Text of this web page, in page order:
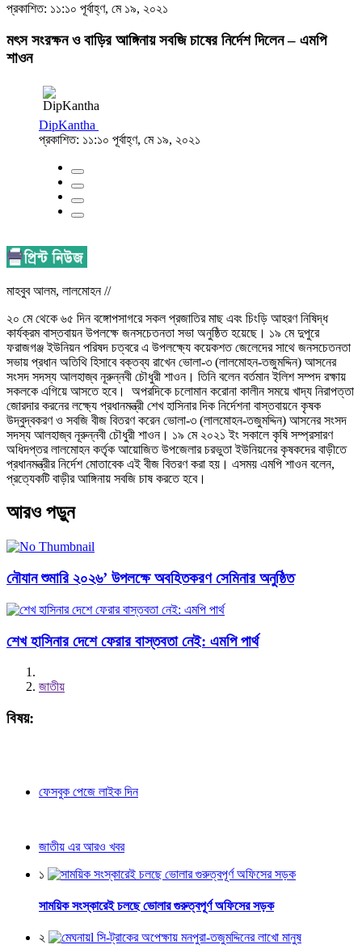
প্রকাশিত: ১১:১০ পূর্বাহ্ণ, মে ১৯, ২০২১
মৎস সংরক্ষন ও বাড়ির আঙ্গিনায় সবজি চাষের নির্দেশ দিলেন – এমপি
শাওন
DipKantha
প্রকাশিত: ১১:১০ পূর্বাহ্ণ, মে ১৯, ২০২১
মাহবুব আলম, লালমোহন //
২০ মে থেকে ৬৫ দিন বঙ্গোপসাগরে সকল প্রজাতির মাছ এবং চিংড়ি আহরণ নিষিদ্ধ
কার্যক্রম বাস্তবায়ন উপলক্ষে জনসচেতনতা সভা অনুষ্ঠিত হয়েছে। ১৯ মে দুপুরে
ফরাজগঞ্জ ইউনিয়ন পরিষদ চত্বরে এ উপলক্ষ্যে কয়েকশত জেলেদের সাথে জনসচেতনতা
সভায় প্রধান অতিথি হিসাবে বক্তব্য রাখেন ভোলা-৩ (লালমোহন-তজুমদ্দিন) আসনের
সংসদ সদস্য আলহাজ্ব নূরুন্নবী চৌধুরী শাওন। তিনি বলেন বর্তমান ইলিশ সম্পদ রক্ষায়
সকলকে এগিয়ে আসতে হবে। অপরদিকে চলোমান করোনা কালীন সময়ে খাদ্য নিরাপত্তা
জোরদার করনের লক্ষ্যে প্রধানমন্ত্রী শেখ হাসিনার দিক নির্দেশনা বাস্তবায়নে কৃষক
উদ্বুদ্বকরণ ও সবজি বীজ বিতরণ করেন ভোলা-৩ (লালমোহন-তজুমদ্দিন) আসনের সংসদ
সদস্য আলহাজ্ব নূরুন্নবী চৌধুরী শাওন। ১৯ মে ২০২১ ইং সকালে কৃষি সম্প্রসারণ
অধিদপ্তর লালমোহন কর্তৃক আয়োজিত উপজেলার চরভুতা ইউনিয়নের কৃষকদের বাড়ীতে
প্রধানমন্ত্রীর নির্দেশ মোতাবেক এই বীজ বিতরণ করা হয়। এসময় এমপি শাওন বলেন,
প্রত্যেকটি বাড়ীর আঙ্গিনায় সবজি চাষ করতে হবে।
আরও পড়ুন
নৌযান শুমারি ২০২৬’ উপলক্ষে অবহিতকরণ সেমিনার অনুষ্ঠিত
শেখ হাসিনার দেশে ফেরার বাস্তবতা নেই: এমপি পার্থ
জাতীয়
বিষয়:
ফেসবুক পেজে লাইক দিন
জাতীয় এর আরও খবর
১
সাময়িক সংস্কারেই চলছে ভোলার গুরুত্বপূর্ণ অফিসের সড়ক
২